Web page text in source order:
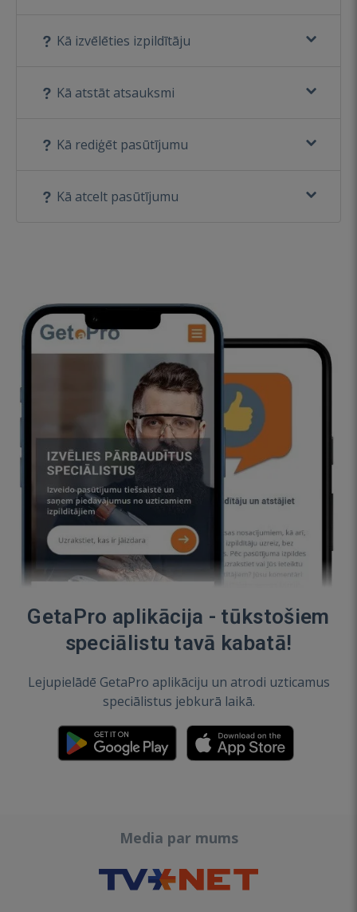
Kā izvēlēties izpildītāju
Kā atstāt atsauksmi
Kā rediģēt pasūtījumu
Kā atcelt pasūtījumu
GetaPro aplikācija - tūkstošiem
speciālistu tavā kabatā!
Lejupielādē GetaPro aplikāciju un atrodi uzticamus
speciālistus jebkurā laikā.
Media par mums